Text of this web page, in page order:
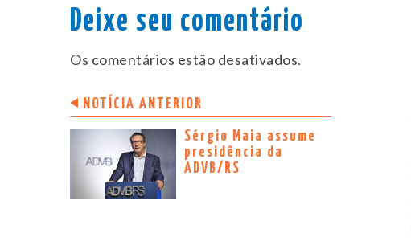
Deixe seu comentário
Os comentários estão desativados.
NOTÍCIA ANTERIOR
Sérgio Maia assume
presidência da
ADVB/RS